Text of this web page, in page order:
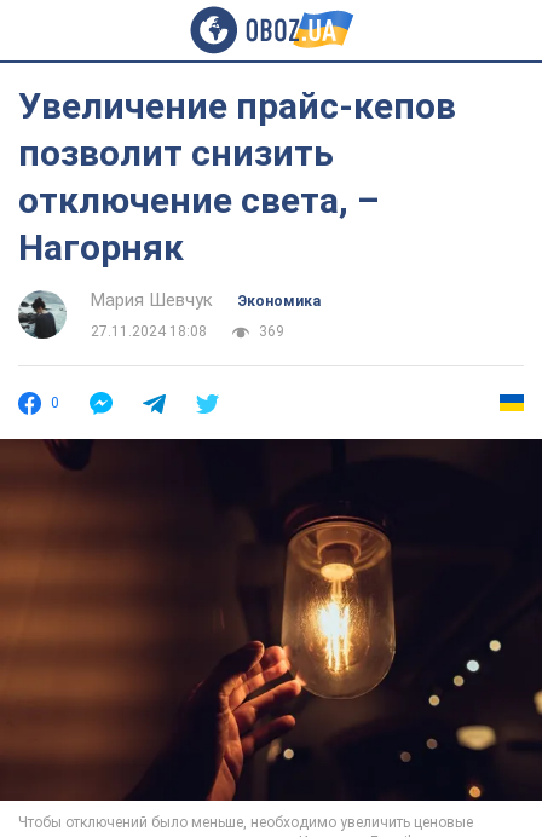
Увеличение прайс-кепов
позволит снизить
отключение света, –
Нагорняк
Мария Шевчук
Экономика
27.11.2024 18:08
369
0